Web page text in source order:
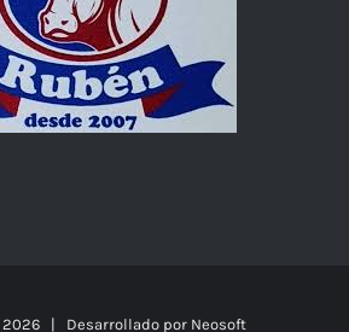
2026 | Desarrollado por Neosoft